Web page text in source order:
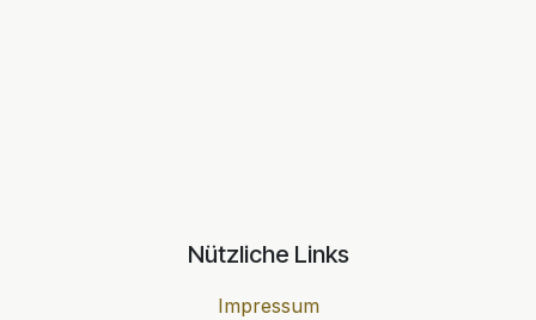
Nützliche Links
Impressum